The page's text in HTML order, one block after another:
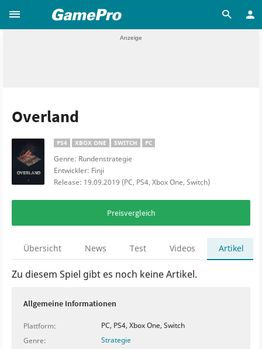
Overland
PS4 XBOX ONE SWITCH PC
Genre: Rundenstrategie
Entwickler: Finji
Release: 19.09.2019 (PC, PS4, Xbox One, Switch)
Preisvergleich
Übersicht News Test Videos Artikel
Zu diesem Spiel gibt es noch keine Artikel.
Allgemeine Informationen
Plattform:
PC, PS4, Xbox One, Switch
Genre:
Strategie